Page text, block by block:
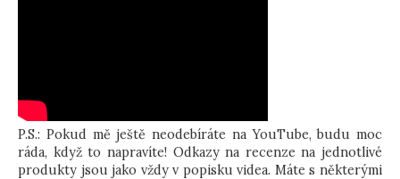
P.S.: Pokud mě ještě neodebíráte na YouTube, budu moc
ráda, když to napravíte! Odkazy na recenze na jednotlivé
produkty jsou jako vždy v popisku videa. Máte s některými